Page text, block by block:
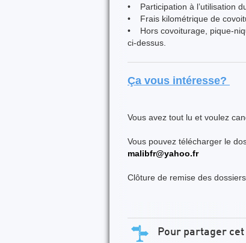
• Participation à l’utilisation
• Frais kilométrique de
• Hors covoiturage, pique-
ci-dessus.
Ça vous intéresse?
Vous avez tout lu et voulez
Vous pouvez télécharger le
malibfr@yahoo.fr
Clôture de remise des
Pour partager